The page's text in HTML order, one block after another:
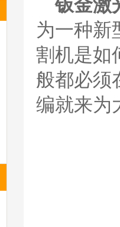
钣金激
为一种新
割机是如
般都必须
编就来为